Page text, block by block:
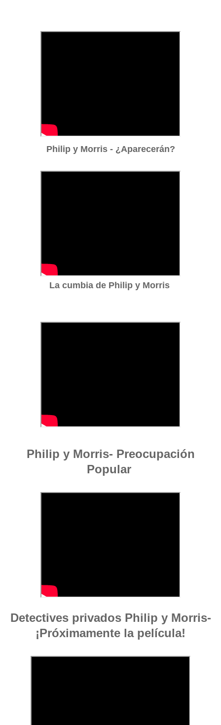
Philip y Morris - ¿Aparecerán?
La cumbia de Philip y Morris
Philip y Morris- Preocupación
Popular
Detectives privados Philip y Morris-
¡Próximamente la película!